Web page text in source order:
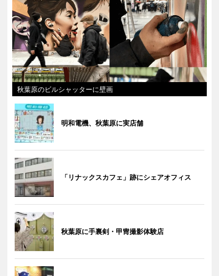
秋葉原のビルシャッターに壁画
明和電機、秋葉原に実店舗
「リナックスカフェ」跡にシェアオフィス
秋葉原に手裏剣・甲冑撮影体験店